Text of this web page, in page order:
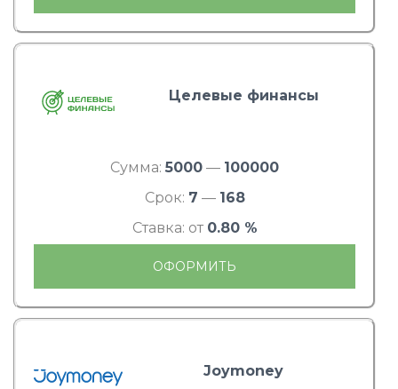
Целевые финансы
Сумма: 5000 — 100000
Срок: 7 — 168
Ставка: от 0.80 %
ОФОРМИТЬ
Joymoney